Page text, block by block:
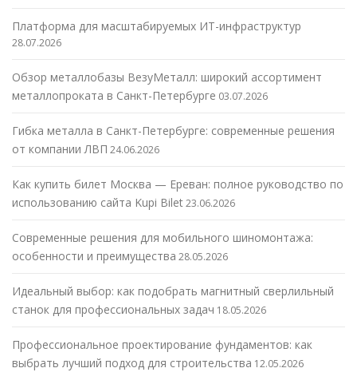
Платформа для масштабируемых ИТ-инфраструктур
28.07.2026
Обзор металлобазы ВезуМеталл: широкий ассортимент
металлопроката в Санкт-Петербурге 03.07.2026
Гибка металла в Санкт-Петербурге: современные решения
от компании ЛВП 24.06.2026
Как купить билет Москва — Ереван: полное руководство по
использованию сайта Kupi Bilet23.06.2026
Современные решения для мобильного шиномонтажа:
особенности и преимущества 28.05.2026
Идеальный выбор: как подобрать магнитный сверлильный
станок для профессиональных задач 18.05.2026
Профессиональное проектирование фундаментов: как
выбрать лучший подход для строительства 12.05.2026